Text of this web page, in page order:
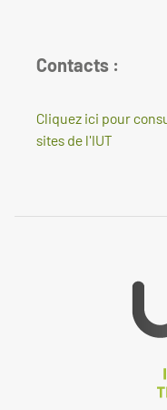
Contacts :
Cliquez ici pour
sites de l'IUT